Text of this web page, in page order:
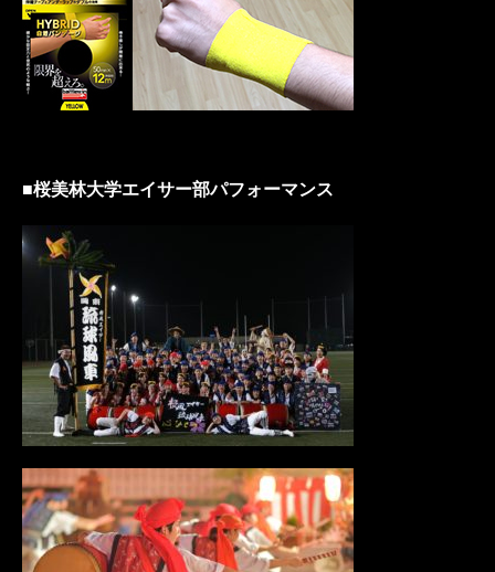
■桜美林大学エイサー部パフォーマンス